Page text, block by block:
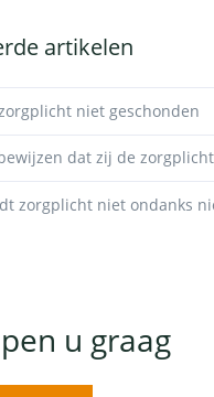
artikelen
niet geschonden
dat zij de
zorgplicht niet ondanks
u graag